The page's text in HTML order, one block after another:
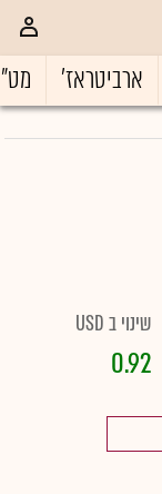
ארביטראז'
שינוי ב USD
0.92